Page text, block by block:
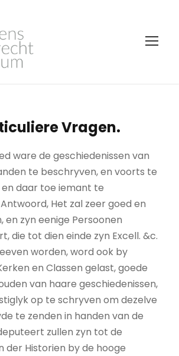
Vragen.
ware de geschiedenissen van
te beschryven, en voorts te
daar toe iemant te
Het zal zeer goed en
en zyn eenige Persoonen
die tot dien einde zyn Excell. &c.
worden, word ook by
en Classen gelast, goede
van haare geschiedenissen,
op te schryven om dezelve
te zenden in handen van de
zullen zyn tot de
der Historien by de hooge